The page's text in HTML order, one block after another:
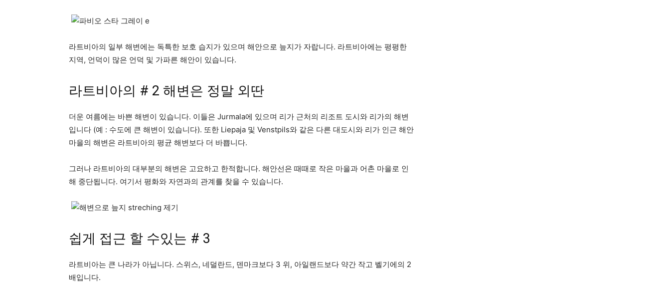
라트비아의 일부 해변에는 독특한 보호 습지가 있으며 해안으로 늪지가 자랍니다. 라트비아에는 평평한
지역, 언덕이 많은 언덕 및 가파른 해안이 있습니다.
라트비아의 # 2 해변은 정말 외딴
더운 여름에는 바쁜 해변이 있습니다. 이들은 Jurmala에 있으며 리가 근처의 리조트 도시와 리가의 해변
입니다 (예 : 수도에 큰 해변이 있습니다). 또한 Liepaja 및 Venstpils와 같은 다른 대도시와 리가 인근 해안
마을의 해변은 라트비아의 평균 해변보다 더 바쁩니다.
그러나 라트비아의 대부분의 해변은 고요하고 한적합니다. 해안선은 때때로 작은 마을과 어촌 마을로 인
해 중단됩니다. 여기서 평화와 자연과의 관계를 찾을 수 있습니다.
쉽게 접근 할 수있는 # 3
라트비아는 큰 나라가 아닙니다. 스위스, 네덜란드, 덴마크보다 3 위, 아일랜드보다 약간 작고 벨기에의 2
배입니다.